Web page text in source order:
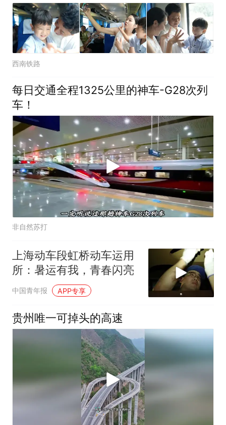
西南铁路
每日交通全程1325公里的神车-G28次列
车！
非自然苏打
上海动车段虹桥动车运用
所：暑运有我，青春闪亮
中国青年报 APP专享
贵州唯一可掉头的高速